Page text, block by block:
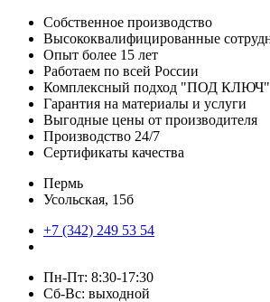
Собственное производство
Высококвалифицированные
Опыт более 15 лет
Работаем по всей России
Комплексный подход "ПОД КЛЮЧ"
Гарантия на материалы и услуги
Выгодные цены от производителя
Производство 24/7
Сертификаты качества
Пермь
Усольская, 15б
+7 (342) 249 53 54
Пн-Пт: 8:30-17:30
Сб-Вс: выходной